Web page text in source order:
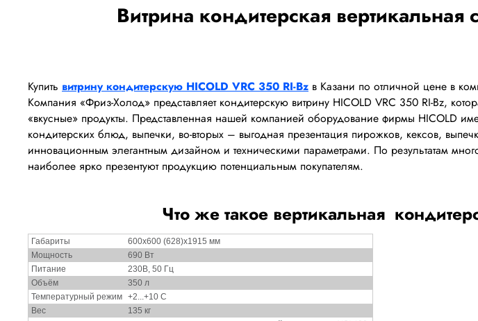
Витрина кондитерская
Купить витрину кондитерскую HICOLD VRC 350 RI-Bz в Казани по отличной цене в
Компания «Фриз-Холод» представляет кондитерскую витрину HICOLD VRC 350 RI-Bz,
«вкусные» продукты. Представленная нашей компанией оборудование фирмы HICOLD
кондитерских блюд, выпечки, во-вторых – выгодная презентация пирожков, кексов,
инновационным элегантным дизайном и техническими параметрами. По результатам
наиболее ярко презентуют продукцию потенциальным покупателям.
Что же такое вертикальная
Габариты
600х600 (628)х1915 мм
Мощность
690 Вт
Питание
230В, 50 Гц
Объём
350 л
Температурный режим
+2...+10 С
Вес
135 кг